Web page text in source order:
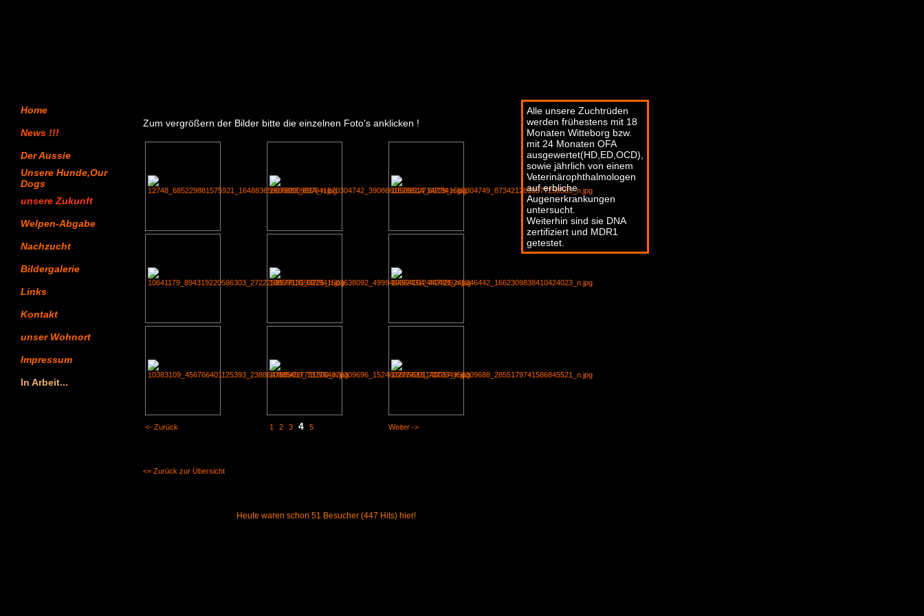
Home
News !!!
Der Aussie
Unsere Hunde,Our
Dogs
unsere Zukunft
Welpen-Abgabe
Nachzucht
Bildergalerie
Links
Kontakt
unser Wohnort
Impressum
In Arbeit...
Zum vergrößern der Bilder bitte die einzelnen Foto's anklicken !
<- Zurück 1 2 3 4 5 Weiter ->
<= Zurück zur Übersicht
Heute waren schon 51 Besucher (447 Hits) hier!
Alle unsere Zuchtrüden
werden frühestens mit 18
Monaten Witteborg bzw.
mit 24 Monaten OFA
ausgewertet(HD,ED,OCD),
sowie jährlich von einem
Veterinärophthalmologen
auf erbliche
Augenerkrankungen
untersucht.
Weiterhin sind sie DNA
zertifiziert und MDR1
getestet.